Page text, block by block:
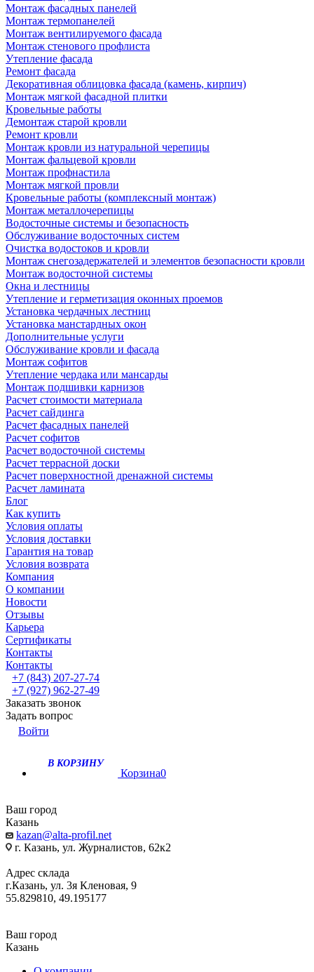
Монтаж фасадных панелей
Монтаж термопанелей
Монтаж вентилируемого фасада
Монтаж стенового профлиста
Утепление фасада
Ремонт фасада
Декоративная облицовка фасада (камень, кирпич)
Монтаж мягкой фасадной плитки
Кровельные работы
Демонтаж старой кровли
Ремонт кровли
Монтаж кровли из натуральной черепицы
Монтаж фальцевой кровли
Монтаж профнастила
Монтаж мягкой провли
Кровельные работы (комплексный монтаж)
Монтаж металлочерепицы
Водосточные системы и безопасность
Обслуживание водосточных систем
Очистка водостоков и кровли
Монтаж снегозадержателей и элементов безопасности кровли
Монтаж водосточной системы
Окна и лестницы
Утепление и герметизация оконных проемов
Установка чердачных лестниц
Установка манстардных окон
Дополнительные услуги
Обслуживание кровли и фасада
Монтаж софитов
Утепление чердака или мансарды
Монтаж подшивки карнизов
Расчет стоимости материала
Расчет сайдинга
Расчет фасадных панелей
Расчет софитов
Расчет водосточной системы
Расчет террасной доски
Расчет поверхностной дренажной системы
Расчет ламината
Блог
Как купить
Условия оплаты
Условия доставки
Гарантия на товар
Условия возврата
Компания
О компании
Новости
Отзывы
Карьера
Сертификаты
Контакты
Контакты
+7 (843) 207-27-74
+7 (927) 962-27-49
Заказать звонок
Задать вопрос
Войти
В КОРЗИНУ
Корзина0
Ваш город
Казань
kazan@alta-profil.net
г. Казань, ул. Журналистов, 62к2
Адрес склада
г.Казань, ул. 3я Кленовая, 9
55.829810, 49.195177
Ваш город
Казань